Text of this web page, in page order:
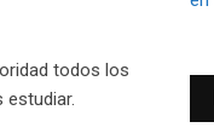
todos los
estudiar.